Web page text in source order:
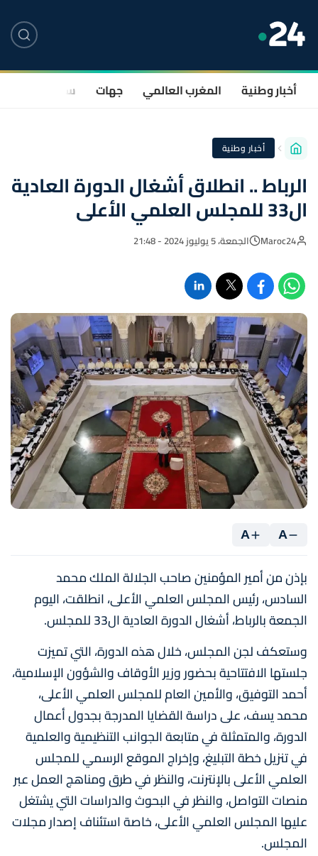
أخبار وطنية المغرب العالمي جهات سياسة
أخبار وطنية
الرباط .. انطلاق أشغال الدورة العادية
ال33 للمجلس العلمي الأعلى
Maroc24 الجمعة، 5 يوليوز 2024 - 21:48
A
A
بإذن من أمير المؤمنين صاحب الجلالة الملك محمد
السادس، رئيس المجلس العلمي الأعلى، انطلقت، اليوم
الجمعة بالرباط، أشغال الدورة العادية ال33 للمجلس.
وستعكف لجن المجلس، خلال هذه الدورة، التي تميزت
جلستها الافتتاحية بحضور وزير الأوقاف والشؤون الإسلامية،
أحمد التوفيق، والأمين العام للمجلس العلمي الأعلى،
محمد يسف، على دراسة القضايا المدرجة بجدول أعمال
الدورة، والمتمثلة في متابعة الجوانب التنظيمية والعلمية
في تنزيل خطة التبليغ، وإخراج الموقع الرسمي للمجلس
العلمي الأعلى بالإنترنت، والنظر في طرق ومناهج العمل عبر
منصات التواصل، والنظر في البحوث والدراسات التي يشتغل
عليها المجلس العلمي الأعلى، خاصة استئناف إصدار مجلات
المجلس.